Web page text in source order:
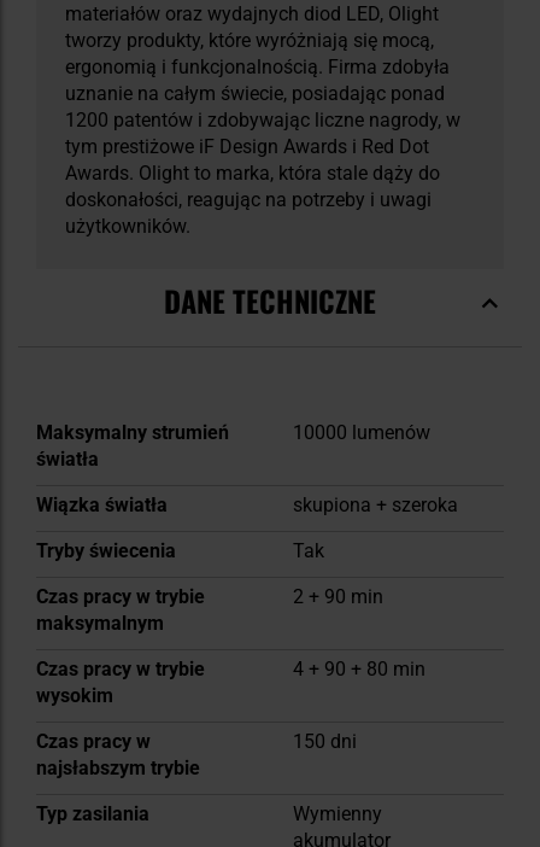
materiałów oraz wydajnych diod LED, Olight
tworzy produkty, które wyróżniają się mocą,
ergonomią i funkcjonalnością. Firma zdobyła
uznanie na całym świecie, posiadając ponad
1200 patentów i zdobywając liczne nagrody, w
tym prestiżowe iF Design Awards i Red Dot
Awards. Olight to marka, która stale dąży do
doskonałości, reagując na potrzeby i uwagi
użytkowników.
DANE TECHNICZNE
Więcej
informacji
Maksymalny strumień
światła
10000 lumenów
Wiązka światła
skupiona + szeroka
Tryby świecenia
Tak
Czas pracy w trybie
maksymalnym
2 + 90 min
Czas pracy w trybie
wysokim
4 + 90 + 80 min
Czas pracy w
najsłabszym trybie
150 dni
Typ zasilania
Wymienny
akumulator